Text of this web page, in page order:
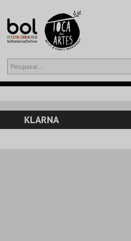
Olá,iniciar sessão
CARRINHO
EVENTOS
KLARNA